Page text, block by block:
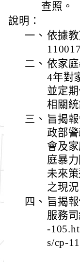
查照。
說明：
一、 依據
二、 依家
4年對
並定
相關
三、 旨揭
政部
會及
庭暴
未來
之現
四、 旨揭
服務
-
s/cp-